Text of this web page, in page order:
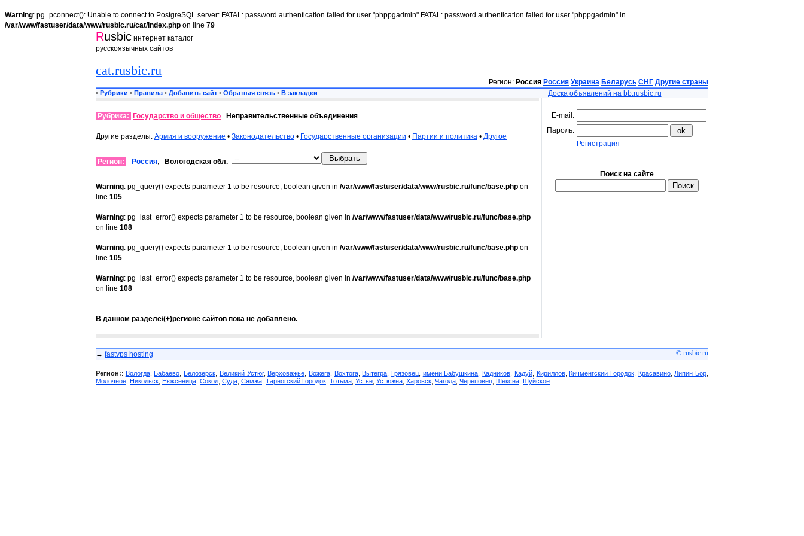
Warning: pg_pconnect(): Unable to connect to PostgreSQL server: FATAL: password authentication failed for user "phppgadmin" FATAL: password authentication failed for user "phppgadmin" in
/var/www/fastuser/data/www/rusbic.ru/cat/index.php on line 79
Rusbic интернет каталог
русскоязычных сайтов
cat.rusbic.ru
Регион: Россия Россия Украина Беларусь СНГ Другие страны
• Рубрики • Правила • Добавить сайт • Обратная связь • В закладки Доска объявлений на bb.rusbic.ru
Рубрика: Государство и общество Неправительственные объединения
Другие разделы: Армия и вооружение • Законодательство • Государственные организации • Партии и политика • Другое
Регион: Россия, Вологодская обл.
Warning: pg_query() expects parameter 1 to be resource, boolean given in /var/www/fastuser/data/www/rusbic.ru/func/base.php on
line 105
Warning: pg_last_error() expects parameter 1 to be resource, boolean given in /var/www/fastuser/data/www/rusbic.ru/func/base.php
on line 108
Warning: pg_query() expects parameter 1 to be resource, boolean given in /var/www/fastuser/data/www/rusbic.ru/func/base.php on
line 105
Warning: pg_last_error() expects parameter 1 to be resource, boolean given in /var/www/fastuser/data/www/rusbic.ru/func/base.php
on line 108
В данном разделе/(+)регионе сайтов пока не добавлено.
E-mail:
Пароль:
Регистрация
Поиск на сайте
→ fastvps hosting © rusbic.ru
Регион:: Вологда,Бабаево ,Белозёрск Великий Устюг,Верховажье Вожега, Вохтога,Вытегра ,Грязовец имени Бабушкина ,Кадников Кадуй, Кириллов,Кичменгский Городок, Красавино, Липин Бор
Молочное Никольск Нюксеница Сокол Суда Сямжа Тарногский Городок Тотьма Устье Устюжна Харовск Чагода Череповец Шексна Шуйское